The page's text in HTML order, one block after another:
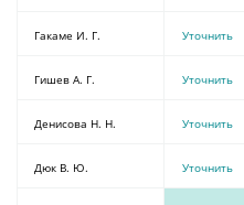
Гакаме И. Г. Уточнить
Гишев А. Г. Уточнить
Денисова Н. Н. Уточнить
Дюк В. Ю. Уточнить